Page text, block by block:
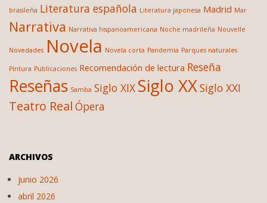
brasileña Literatura española Literatura japonesa Madrid Mar
Narrativa Narrativa hispanoamericana Noche madrileña Nouvelle
Novedades Novela Novela corta Pandemia Parques naturales
Pintura Publicaciones Recomendación de lectura Reseña
Reseñas Samba Siglo XIX Siglo XXSiglo XXI
Teatro Real Ópera
ARCHIVOS
junio 2026
abril 2026